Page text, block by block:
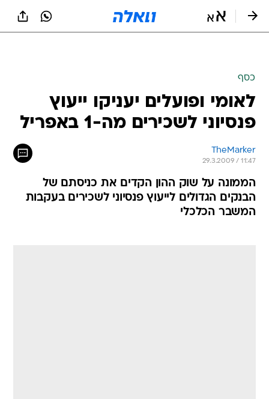
כסף
לאומי ופועלים יעניקו ייעוץ
פנסיוני לשכירים מה-1 באפריל
TheMarker
29.3.2009 / 11:47
הממונה על שוק ההון הקדים את כניסתם של
הבנקים הגדולים לייעוץ פנסיוני לשכירים בעקבות
המשבר הכלכלי